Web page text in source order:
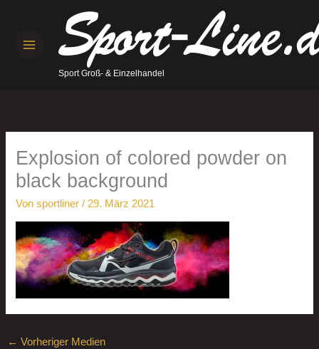
springen
Sport Groß- & Einzelhandel
Explosion of colored powder on
black background
Vonsportliner/ 29. März 2021
← Vorheriger Medien